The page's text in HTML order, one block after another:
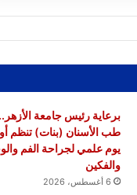
برعاية رئيس جامعة
طب الأسنان (بنات) تنظم
يوم علمي لجراحة الفم
والفكين
6 أغسطس، 2026